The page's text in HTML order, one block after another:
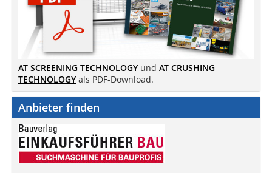
AT SCREENING TECHNOLOGY und AT CRUSHING
TECHNOLOGY als PDF-Download.
Anbieter finden